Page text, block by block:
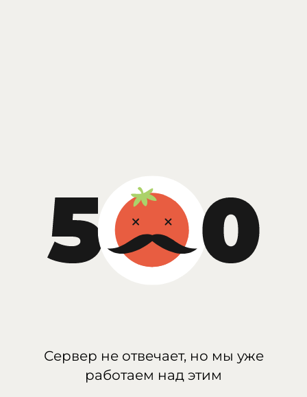
Сервер не отвечает, но мы уже
работаем над этим